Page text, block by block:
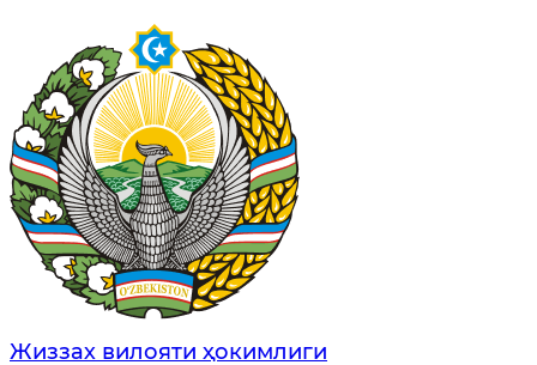
Жиззах вилояти ҳокимлиги